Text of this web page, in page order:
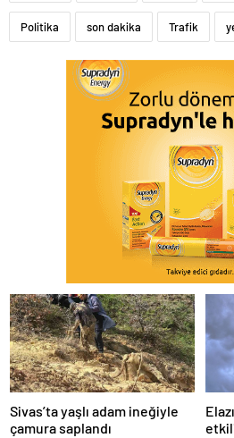
Politika son dakika Trafik
Sivas’ta yaşlı adam ineğiyle
çamura saplandı